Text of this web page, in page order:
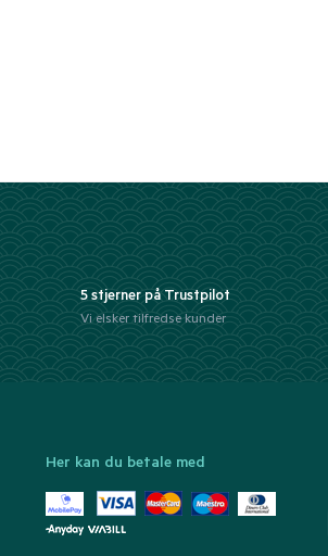
5 stjerner på Trustpilot
Vi elsker tilfredse kunder
Her kan du betale med